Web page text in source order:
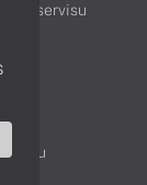
servisu
tovaru